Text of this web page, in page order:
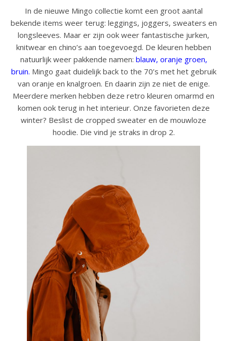
In de nieuwe Mingo collectie komt een groot aantal
bekende items weer terug: leggings, joggers, sweaters en
longsleeves. Maar er zijn ook weer fantastische jurken,
knitwear en chino’s aan toegevoegd. De kleuren hebben
natuurlijk weer pakkende namen: blauw, oranje groen,
bruin. Mingo gaat duidelijk back to the 70’s met het gebruik
van oranje en knalgroen. En daarin zijn ze niet de enige.
Meerdere merken hebben deze retro kleuren omarmd en
komen ook terug in het interieur. Onze favorieten deze
winter? Beslist de cropped sweater en de mouwloze
hoodie. Die vind je straks in drop 2.